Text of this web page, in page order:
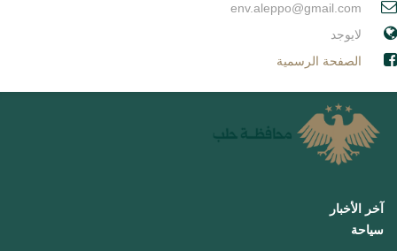
env.aleppo@gmail.com
لايوجد
الصفحة الرسمية
آخر الأخبار
سياحة